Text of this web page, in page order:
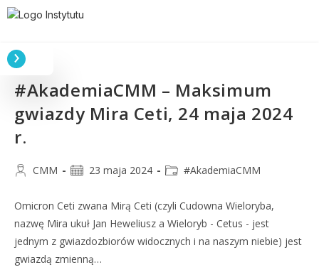
#AkademiaCMM – Maksimum
gwiazdy Mira Ceti, 24 maja 2024
r.
CMM 23 maja 2024 #AkademiaCMM
Omicron Ceti zwana Mirą Ceti (czyli Cudowna Wieloryba,
nazwę Mira ukuł Jan Heweliusz a Wieloryb - Cetus - jest
jednym z gwiazdozbiorów widocznych i na naszym niebie) jest
gwiazdą zmienną…